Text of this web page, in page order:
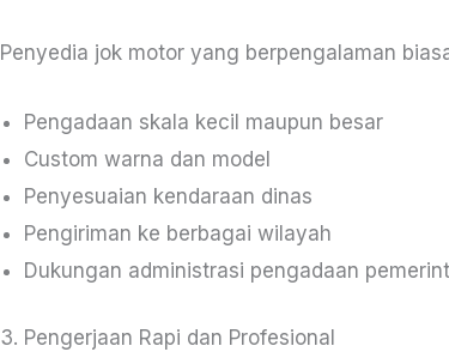
Penyedia jok motor yang berpengalaman
Pengadaan skala kecil maupun besar
Custom warna dan model
Penyesuaian kendaraan dinas
Pengiriman ke berbagai wilayah
Dukungan administrasi pengadaan
3. Pengerjaan Rapi dan Profesional